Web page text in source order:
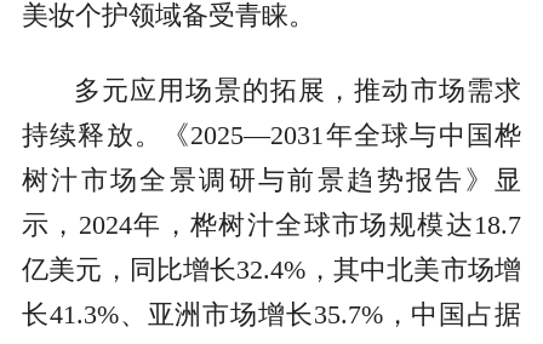
美妆个护领域备受青睐。
多元应用场景的拓展，推动市场需求
持续释放。《2025—2031年全球与中国桦
树汁市场全景调研与前景趋势报告》显
示，2024年，桦树汁全球市场规模达18.7
亿美元，同比增长32.4%，其中北美市场增
长41.3%、亚洲市场增长35.7%，中国占据